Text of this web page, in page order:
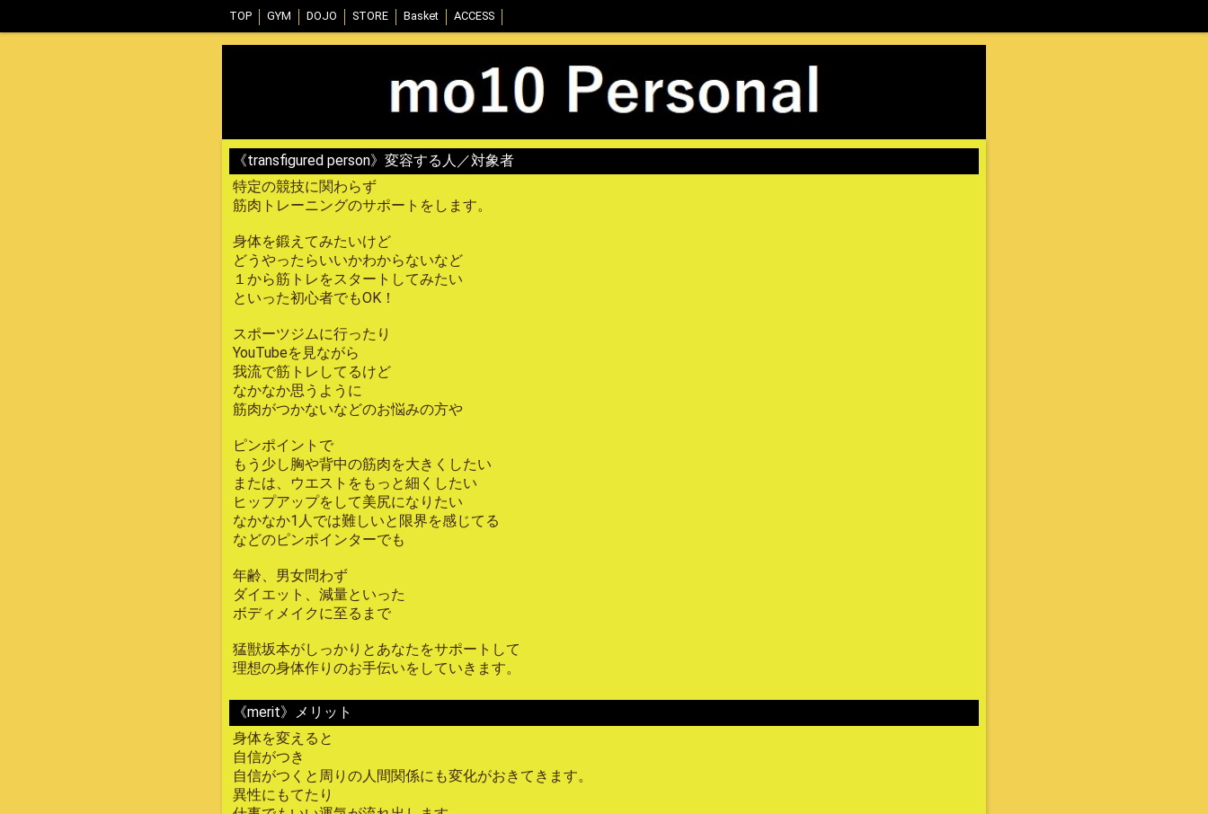
TOP GYM DOJO STORE Basket ACCESS
《transfigured person》変容する人／対象者
特定の競技に関わらず
筋肉トレーニングのサポートをします。
身体を鍛えてみたいけど
どうやったらいいかわからないなど
１から筋トレをスタートしてみたい
といった初心者でもOK！
スポーツジムに行ったり
YouTubeを見ながら
我流で筋トレしてるけど
なかなか思うように
筋肉がつかないなどのお悩みの方や
ピンポイントで
もう少し胸や背中の筋肉を大きくしたい
または、ウエストをもっと細くしたい
ヒップアップをして美尻になりたい
なかなか1人では難しいと限界を感じてる
などのピンポインターでも
年齢、男女問わず
ダイエット、減量といった
ボディメイクに至るまで
猛獣坂本がしっかりとあなたをサポートして
理想の身体作りのお手伝いをしていきます。
《merit》メリット
身体を変えると
自信がつき
自信がつくと周りの人間関係にも変化がおきてきます。
異性にもてたり